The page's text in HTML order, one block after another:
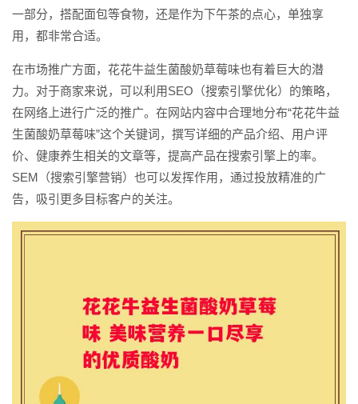
一部分，搭配面包等食物，还是作为下午茶的点心，单独享
用，都非常合适。
在市场推广方面，花花牛益生菌酸奶草莓味也有着巨大的潜
力。对于商家来说，可以利用SEO（搜索引擎优化）的策略，
在网络上进行广泛的推广。在网站内容中合理地分布“花花牛益
生菌酸奶草莓味”这个关键词，撰写详细的产品介绍、用户评
价、健康养生相关的文章等，提高产品在搜索引擎上的率。
SEM（搜索引擎营销）也可以发挥作用，通过投放精准的广
告，吸引更多目标客户的关注。